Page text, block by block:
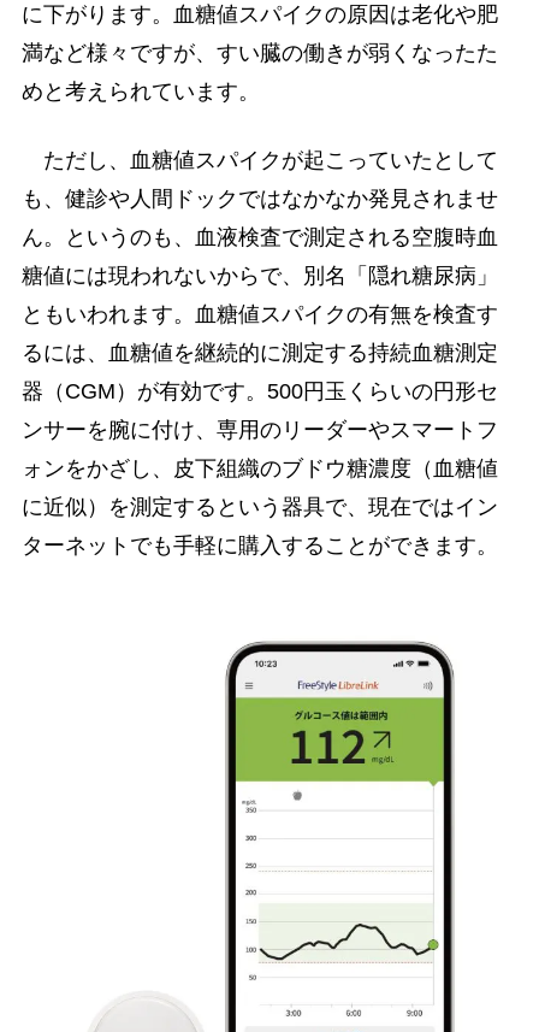
に下がります。血糖値スパイクの原因は老化や肥
満など様々ですが、すい臓の働きが弱くなったた
めと考えられています。
ただし、血糖値スパイクが起こっていたとして
も、健診や人間ドックではなかなか発見されませ
ん。というのも、血液検査で測定される空腹時血
糖値には現われないからで、別名「隠れ糖尿病」
ともいわれます。血糖値スパイクの有無を検査す
るには、血糖値を継続的に測定する持続血糖測定
器（CGM）が有効です。500円玉くらいの円形セ
ンサーを腕に付け、専用のリーダーやスマートフ
ォンをかざし、皮下組織のブドウ糖濃度（血糖値
に近似）を測定するという器具で、現在ではイン
ターネットでも手軽に購入することができます。